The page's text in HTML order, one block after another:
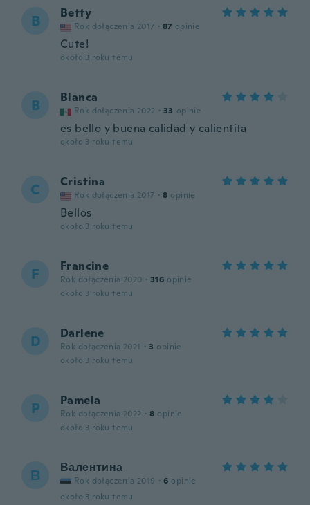
B Betty
Rok dołączenia 2017 · 87 opinie
Cute!
około 3 roku temu
B Blanca
Rok dołączenia 2022 · 33 opinie
es bello y buena calidad y calientita
około 3 roku temu
C Cristina
Rok dołączenia 2017 · 8 opinie
Bellos
około 3 roku temu
F Francine
Rok dołączenia 2020 · 316 opinie
około 3 roku temu
D Darlene
Rok dołączenia 2021 · 3 opinie
około 3 roku temu
P Pamela
Rok dołączenia 2022 · 8 opinie
około 3 roku temu
В Валентина
Rok dołączenia 2019 · 6 opinie
około 3 roku temu